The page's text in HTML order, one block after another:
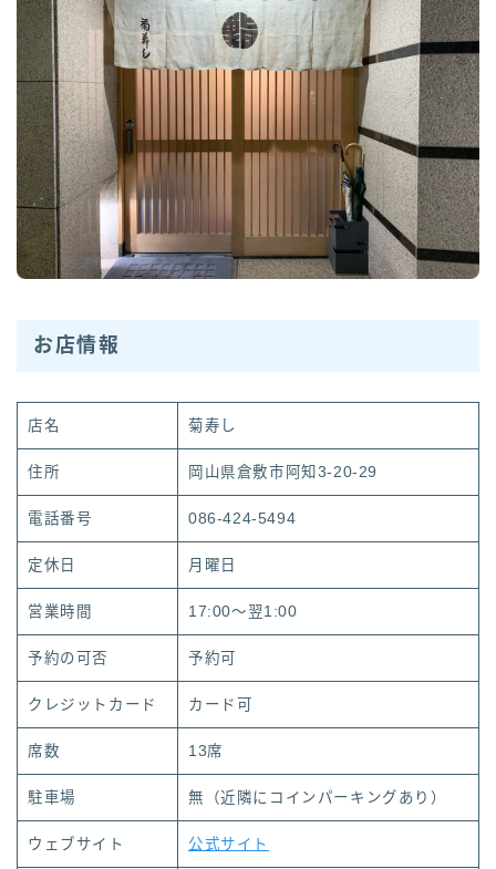
お店情報
店名 菊寿し
住所 岡山県倉敷市阿知3-20-29
電話番号 086-424-5494
定休日 月曜日
営業時間 17:00～翌1:00
予約の可否 予約可
クレジットカード カード可
席数 13席
駐車場 無（近隣にコインパーキングあり）
ウェブサイト 公式サイト